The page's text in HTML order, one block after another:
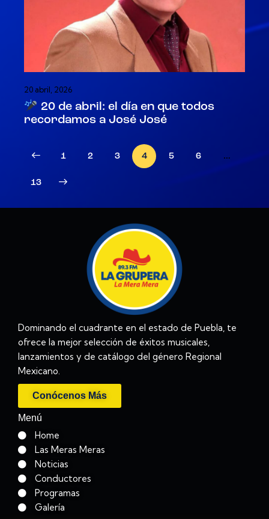
20 abril, 2026
20 de abril: el día en que todos
recordamos a José José
1 2 3 4 5 6 …
13
Dominando el cuadrante en el estado de Puebla, te
ofrece la mejor selección de éxitos musicales,
lanzamientos y de catálogo del género Regional
Mexicano.
Conócenos Más
Menú
Home
Las Meras Meras
Noticias
Conductores
Programas
Galería